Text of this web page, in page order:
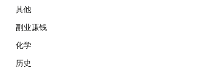
其他
副业赚钱
化学
历史